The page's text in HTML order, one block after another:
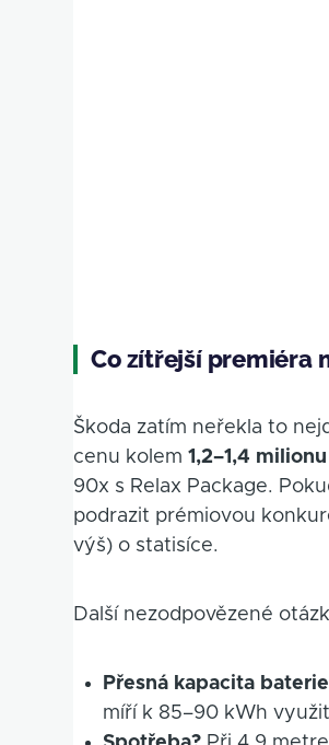
Co zítřejší premiéra
Škoda zatím neřekla to
cenu kolem1,2–1,4
90x s Relax Package.
podrazit prémiovou
výš) o statisíce.
Další nezodpovězené
Přesná kapacita
míří k 85–90 kWh